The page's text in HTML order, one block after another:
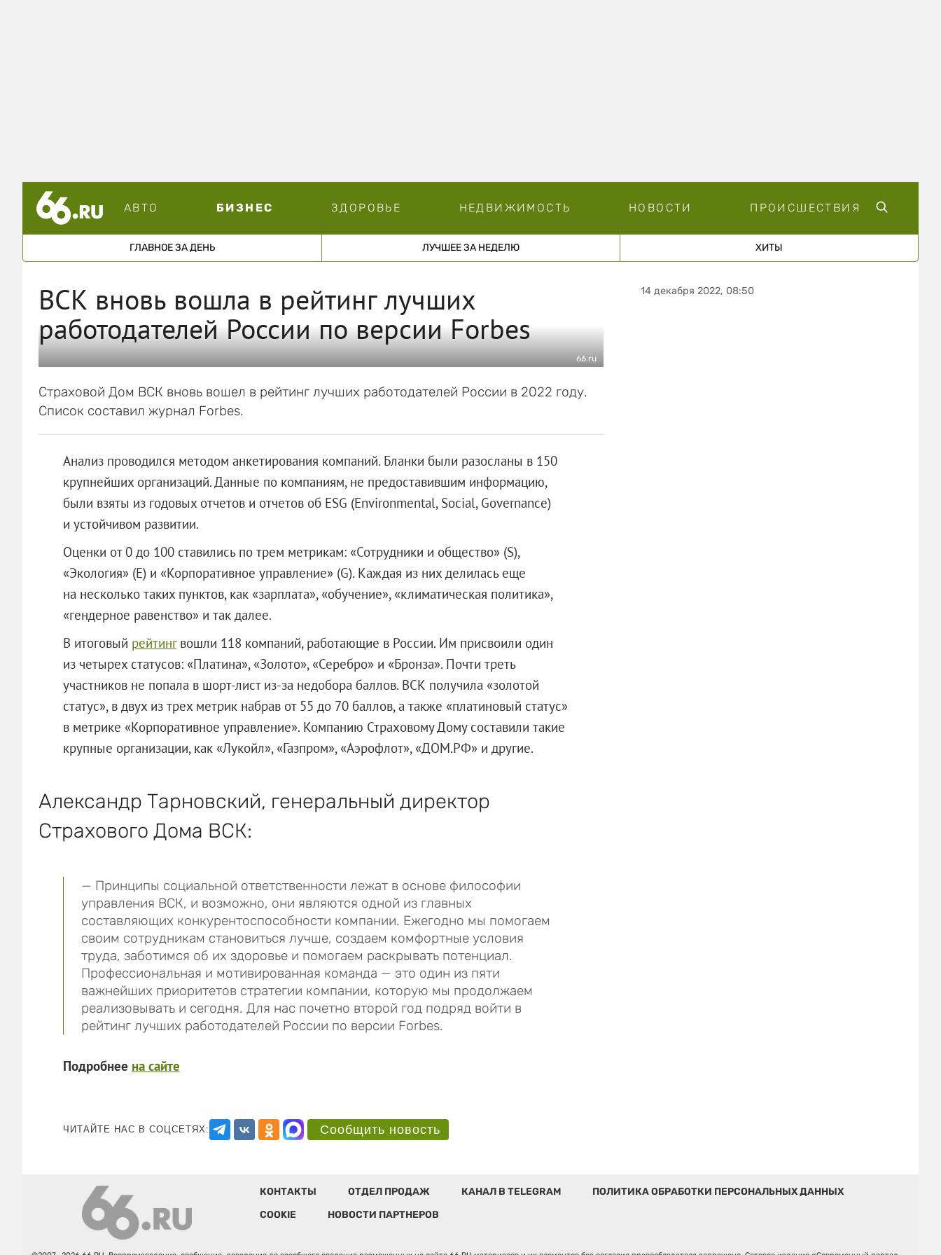
АВТО БИЗНЕС ЗДОРОВЬЕ НЕДВИЖИМОСТЬ НОВОСТИ ПРОИСШЕСТВИЯ
ГЛАВНОЕ ЗА ДЕНЬ ЛУЧШЕЕ ЗА НЕДЕЛЮ ХИТЫ
ВСК вновь вошла в рейтинг лучших
работодателей России по версии Forbes
66.ru
Страховой Дом ВСК вновь вошел в рейтинг лучших работодателей России в 2022 году.
Список составил журнал Forbes.
Анализ проводился методом анкетирования компаний. Бланки были разосланы в 150
крупнейших организаций. Данные по компаниям, не предоставившим информацию,
были взяты из годовых отчетов и отчетов об ESG (Environmental, Social, Governance)
и устойчивом развитии.
Оценки от 0 до 100 ставились по трем метрикам: «Сотрудники и общество» (S),
«Экология» (E) и «Корпоративное управление» (G). Каждая из них делилась еще
на несколько таких пунктов, как «зарплата», «обучение», «климатическая политика»,
«гендерное равенство» и так далее.
В итоговый рейтингвошли 118 компаний, работающие в России. Им присвоили один
из четырех статусов: «Платина», «Золото», «Серебро» и «Бронза». Почти треть
участников не попала в шорт-лист из-за недобора баллов. ВСК получила «золотой
статус», в двух из трех метрик набрав от 55 до 70 баллов, а также «платиновый статус»
в метрике «Корпоративное управление». Компанию Страховому Дому составили такие
крупные организации, как «Лукойл», «Газпром», «Аэрофлот», «ДОМ.РФ» и другие.
Александр Тарновский, генеральный директор
Страхового Дома ВСК:
— Принципы социальной ответственности лежат в основе философии
управления ВСК, и возможно, они являются одной из главных
составляющих конкурентоспособности компании. Ежегодно мы помогаем
своим сотрудникам становиться лучше, создаем комфортные условия
труда, заботимся об их здоровье и помогаем раскрывать потенциал.
Профессиональная и мотивированная команда — это один из пяти
важнейших приоритетов стратегии компании, которую мы продолжаем
реализовывать и сегодня. Для нас почетно второй год подряд войти в
рейтинг лучших работодателей России по версии Forbes.
Подробнее на сайте
ЧИТАЙТЕ НАС В СОЦСЕТЯХ: Сообщить новость
14 декабря 2022, 08:50
КОНТАКТЫ ОТДЕЛ ПРОДАЖ КАНАЛ В TELEGRAM
ПОЛИТИКА ОБРАБОТКИ ПЕРСОНАЛЬНЫХ ДАННЫХ
COOKIE
НОВОСТИ ПАРТНЕРОВ